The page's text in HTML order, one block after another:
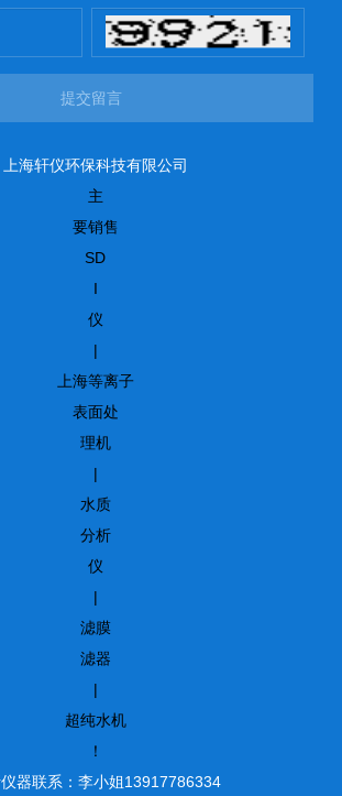
提交留言
上海轩仪环保科技有限公司
主
要销售
SD
I
仪
|
上海等离子
表面处
理机
|
水质
分析
仪
|
滤膜
滤器
|
超纯水机
！
器联系：李小姐13917786334